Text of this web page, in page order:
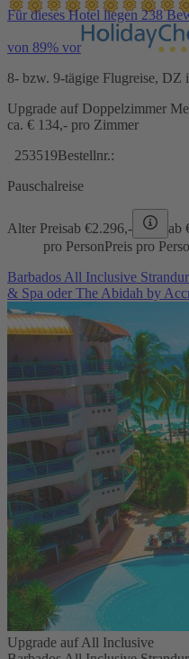
Für dieses Hotel liegen 238
von 89% vor
8- bzw. 9-tägige Flugreise,
Upgrade auf Doppelzimmer
ca. € 134,- pro Zimmer
253519Bestellnr.:
Pauschalreise
Alter Preisab €2.296,- ab
pro PersonPreis pro
Barbados All Inclusive
& Spa oder The Abidah by
Upgrade auf All Inclusive